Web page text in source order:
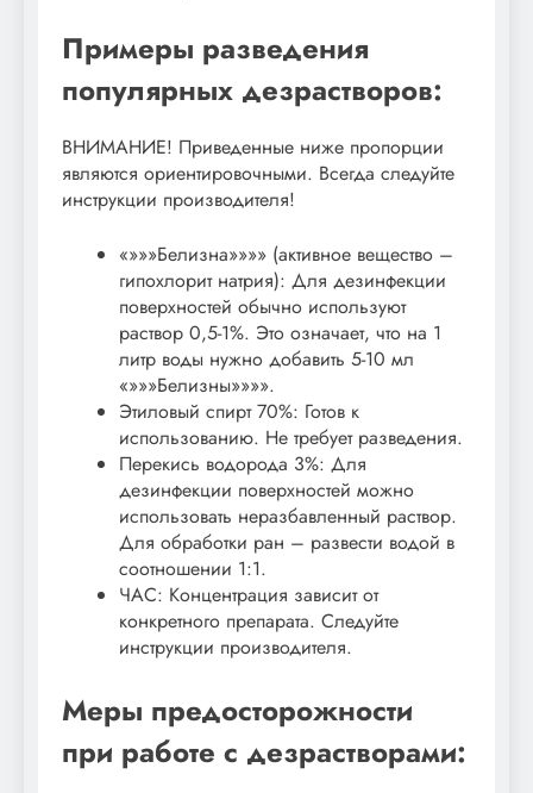
Примеры разведения
популярных дезрастворов:
ВНИМАНИЕ! Приведенные ниже пропорции
являются ориентировочными. Всегда следуйте
инструкции производителя!
«»»»Белизна»»»» (активное вещество –
гипохлорит натрия): Для дезинфекции
поверхностей обычно используют
раствор 0,5-1%. Это означает, что на 1
литр воды нужно добавить 5-10 мл
«»»»Белизны»»»».
Этиловый спирт 70%: Готов к
использованию. Не требует разведения.
Перекись водорода 3%: Для
дезинфекции поверхностей можно
использовать неразбавленный раствор.
Для обработки ран – развести водой в
соотношении 1:1.
ЧАС: Концентрация зависит от
конкретного препарата. Следуйте
инструкции производителя.
Меры предосторожности
при работе с дезрастворами: